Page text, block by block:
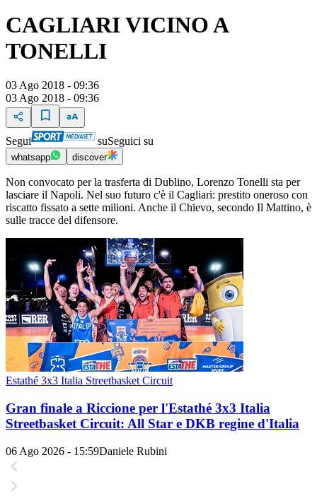
CAGLIARI VICINO A
TONELLI
03 Ago 2018 - 09:36
03 Ago 2018 - 09:36
Segui suSeguici su
whatsapp discover
Non convocato per la trasferta di Dublino, Lorenzo Tonelli sta per
lasciare il Napoli. Nel suo futuro c'è il Cagliari: prestito oneroso con
riscatto fissato a sette milioni. Anche il Chievo, secondo Il Mattino, è
sulle tracce del difensore.
Estathé 3x3 Italia Streetbasket Circuit
Gran finale a Riccione per l'Estathé 3x3 Italia
Streetbasket Circuit: All Star e DKB regine d'Italia
06 Ago 2026 - 15:59Daniele Rubini